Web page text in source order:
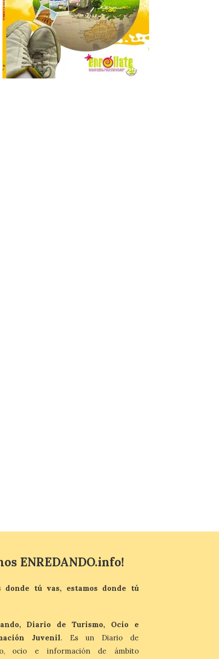
posición exacta del Sol y
así localizar el lugar ideal
para observar el eclipse
solar del 12 de agosto de 2026 sin
obstáculos. El visor es una herramienta a
la […]
Paradores renueva su
ENREDANDO.info!
donde tú vas, estamos donde tú
Diario de Turismo, Ocio e
Juvenil. Es un Diario de
ocio e información de ámbito